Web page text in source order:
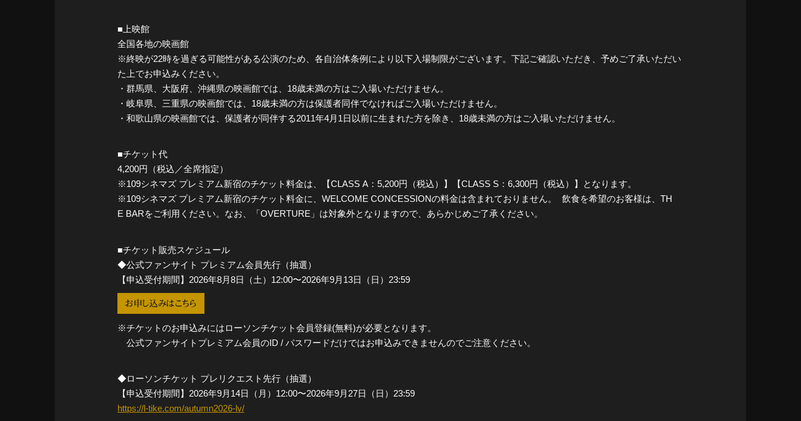
■上映館
全国各地の映画館
※終映が22時を過ぎる可能性がある公演のため、各自治体条例により以下入場制限がございます。下記ご確認いただき、予めご了承いただい
た上でお申込みください。
・群馬県、大阪府、沖縄県の映画館では、18歳未満の方はご入場いただけません。
・岐阜県、三重県の映画館では、18歳未満の方は保護者同伴でなければご入場いただけません。
・和歌山県の映画館では、保護者が同伴する2011年4月1日以前に生まれた方を除き、18歳未満の方はご入場いただけません。
■チケット代
4,200円（税込／全席指定）
※109シネマズ プレミアム新宿のチケット料金は、【CLASS A：5,200円（税込）】【CLASS S：6,300円（税込）】となります。
※109シネマズ プレミアム新宿のチケット料金に、WELCOME CONCESSIONの料金は含まれておりません。 飲食を希望のお客様は、TH
E BARをご利用ください。なお、「OVERTURE」は対象外となりますので、あらかじめご了承ください。
■チケット販売スケジュール
◆公式ファンサイト プレミアム会員先行（抽選）
【申込受付期間】2026年8月8日（土）12:00〜2026年9月13日（日）23:59
お申し込みはこちら
※チケットのお申込みにはローソンチケット会員登録(無料)が必要となります。
公式ファンサイトプレミアム会員のID / パスワードだけではお申込みできませんのでご注意ください。
◆ローソンチケット プレリクエスト先行（抽選）
【申込受付期間】2026年9月14日（月）12:00〜2026年9月27日（日）23:59
https://l-tike.com/autumn2026-lv/